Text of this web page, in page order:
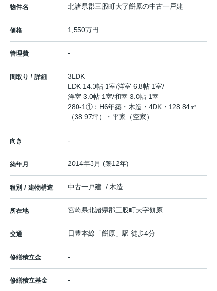
物件名 北諸県郡三股町大字餅原の中古一戸建
価格 1,550万円
管理費 -
間取り / 詳細
3LDK
LDK 14.0帖 1室/洋室 6.8帖 1室/
洋室 3.0帖 1室/和室 3.0帖 1室
280-1①：H6年築・木造・4DK・128.84㎡
（38.97坪）・平家（空家）
向き -
築年月 2014年3月 (築12年)
種別 / 建物構造 中古一戸建 / 木造
所在地 宮崎県北諸県郡三股町大字餅原
交通 日豊本線 「餅原 」駅 徒歩4分
修繕積立金 -
修繕積立基金 -